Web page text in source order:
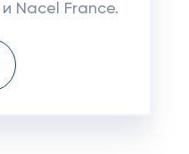
Nacel France.